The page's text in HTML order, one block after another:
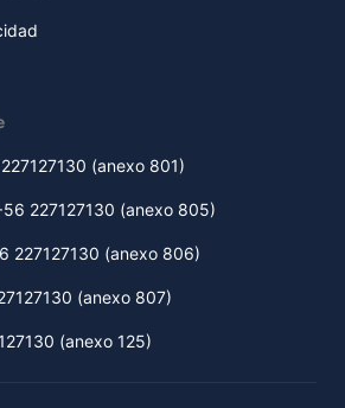
(anexo 801)
227127130 (anexo 805)
227127130 (anexo 806)
(anexo 807)
(anexo 125)